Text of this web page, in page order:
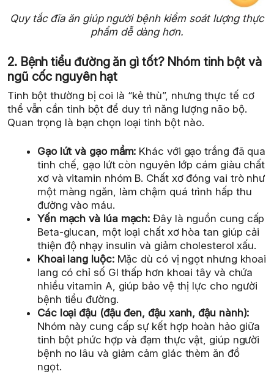
Quy tắc đĩa ăn giúp người bệnh kiểm soát lượng thực
phẩm dễ dàng hơn.
2. Bệnh tiểu đường ăn gì tốt? Nhóm tinh bột và
ngũ cốc nguyên hạt
Tinh bột thường bị coi là “kẻ thù”, nhưng thực tế cơ
thể vẫn cần tinh bột để duy trì năng lượng não bộ.
Quan trọng là bạn chọn loại tinh bột nào.
Gạo lứt và gạo mầm: Khác với gạo trắng đã qua
tinh chế, gạo lứt còn nguyên lớp cám giàu chất
xơ và vitamin nhóm B. Chất xơ đóng vai trò như
một màng ngăn, làm chậm quá trình hấp thu
đường vào máu.
Yến mạch và lúa mạch: Đây là nguồn cung cấp
Beta-glucan, một loại chất xơ hòa tan giúp cải
thiện độ nhạy insulin và giảm cholesterol xấu.
Khoai lang luộc:Mặc dù có vị ngọt nhưng khoai
lang có chỉ số GI thấp hơn khoai tây và chứa
nhiều vitamin A, giúp bảo vệ thị lực cho người
bệnh tiểu đường.
Các loại đậu (đậu đen, đậu xanh, đậu nành):
Nhóm này cung cấp sự kết hợp hoàn hảo giữa
tinh bột phức hợp và đạm thực vật, giúp người
bệnh no lâu và giảm cảm giác thèm ăn đồ
ngọt.